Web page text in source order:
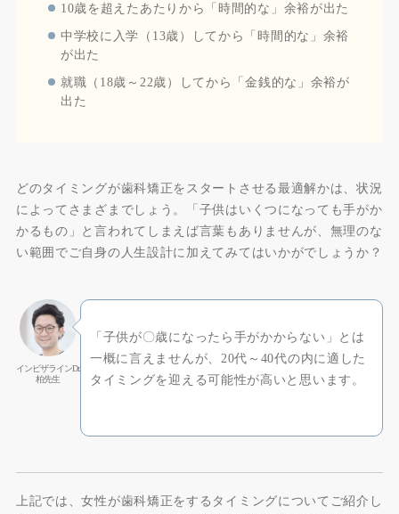
10歳を超えたあたりから「時間的な」余裕が出た
中学校に入学（13歳）してから「時間的な」余裕
が出た
就職（18歳～22歳）してから「金銭的な」余裕が
出た
どのタイミングが歯科矯正をスタートさせる最適解かは、状況
によってさまざまでしょう。「子供はいくつになっても手がか
かるもの」と言われてしまえば言葉もありませんが、無理のな
い範囲でご自身の人生設計に加えてみてはいかがでしょうか？
インビザラインDr.
柏先生
「子供が〇歳になったら手がかからない」とは
一概に言えませんが、20代～40代の内に適した
タイミングを迎える可能性が高いと思います。
上記では、女性が歯科矯正をするタイミングについてご紹介し